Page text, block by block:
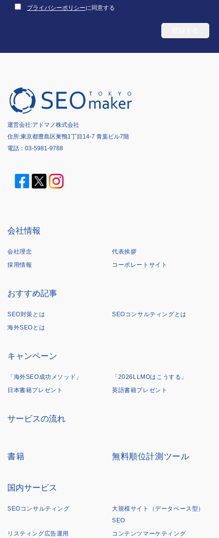
プライバシーポリシーに同意する
運営会社:アドマノ株式会社
住所:東京都豊島区巣鴨1丁目14-7 青葉ビル7階
電話： 03-5981-9788
会社情報
会社理念
代表挨拶
採用情報
コーポレートサイト
おすすめ記事
SEO対策とは
SEOコンサルティングとは
海外SEOとは
キャンペーン
「海外SEO成功メソッド」
「2026LLMOはこうする」
日本書籍プレゼント
英語書籍プレゼント
サービスの流れ
書籍 無料順位計測ツール
国内サービス
SEOコンサルティング
大規模サイト（データベース型）
SEO
リスティング広告運用
コンテンツマーケティング